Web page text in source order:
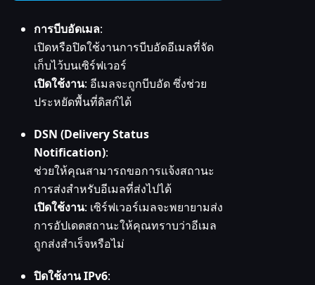
การบีบอัดเมล:
เปิดหรือปิดใช้งานการบีบอัดอีเมลที่จัด
เก็บไว้บนเซิร์ฟเวอร์
เปิดใช้งาน: อีเมลจะถูกบีบอัด ซึ่งช่วย
ประหยัดพื้นที่ดิสก์ได้
DSN (Delivery Status
Notification):
ช่วยให้คุณสามารถขอการแจ้งสถานะ
การส่งสำหรับอีเมลที่ส่งไปได้
เปิดใช้งาน: เซิร์ฟเวอร์เมลจะพยายามส่ง
การอัปเดตสถานะให้คุณทราบว่าอีเมล
ถูกส่งสำเร็จหรือไม่
ปิดใช้งาน IPv6: